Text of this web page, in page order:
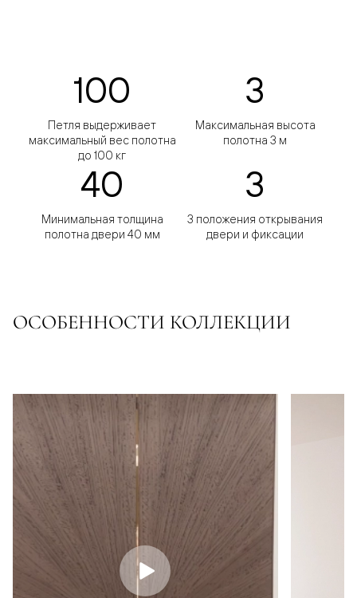
100
Петля выдерживает
максимальный вес полотна
до 100 кг
3
Максимальная высота
полотна 3 м
40
Минимальная толщина
полотна двери 40 мм
3
3 положения открывания
двери и фиксации
ОСОБЕННОСТИ КОЛЛЕКЦИИ